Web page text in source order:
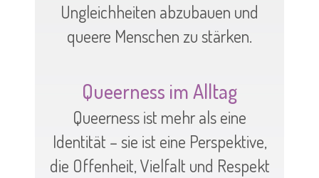
Ungleichheiten abzubauen und
queere Menschen zu stärken.
Queerness im Alltag
Queerness ist mehr als eine
Identität – sie ist eine Perspektive,
die Offenheit, Vielfalt und Respekt